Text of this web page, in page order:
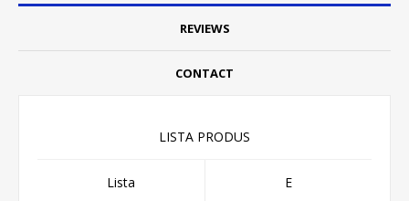
REVIEWS
CONTACT
LISTA PRODUS
Lista E